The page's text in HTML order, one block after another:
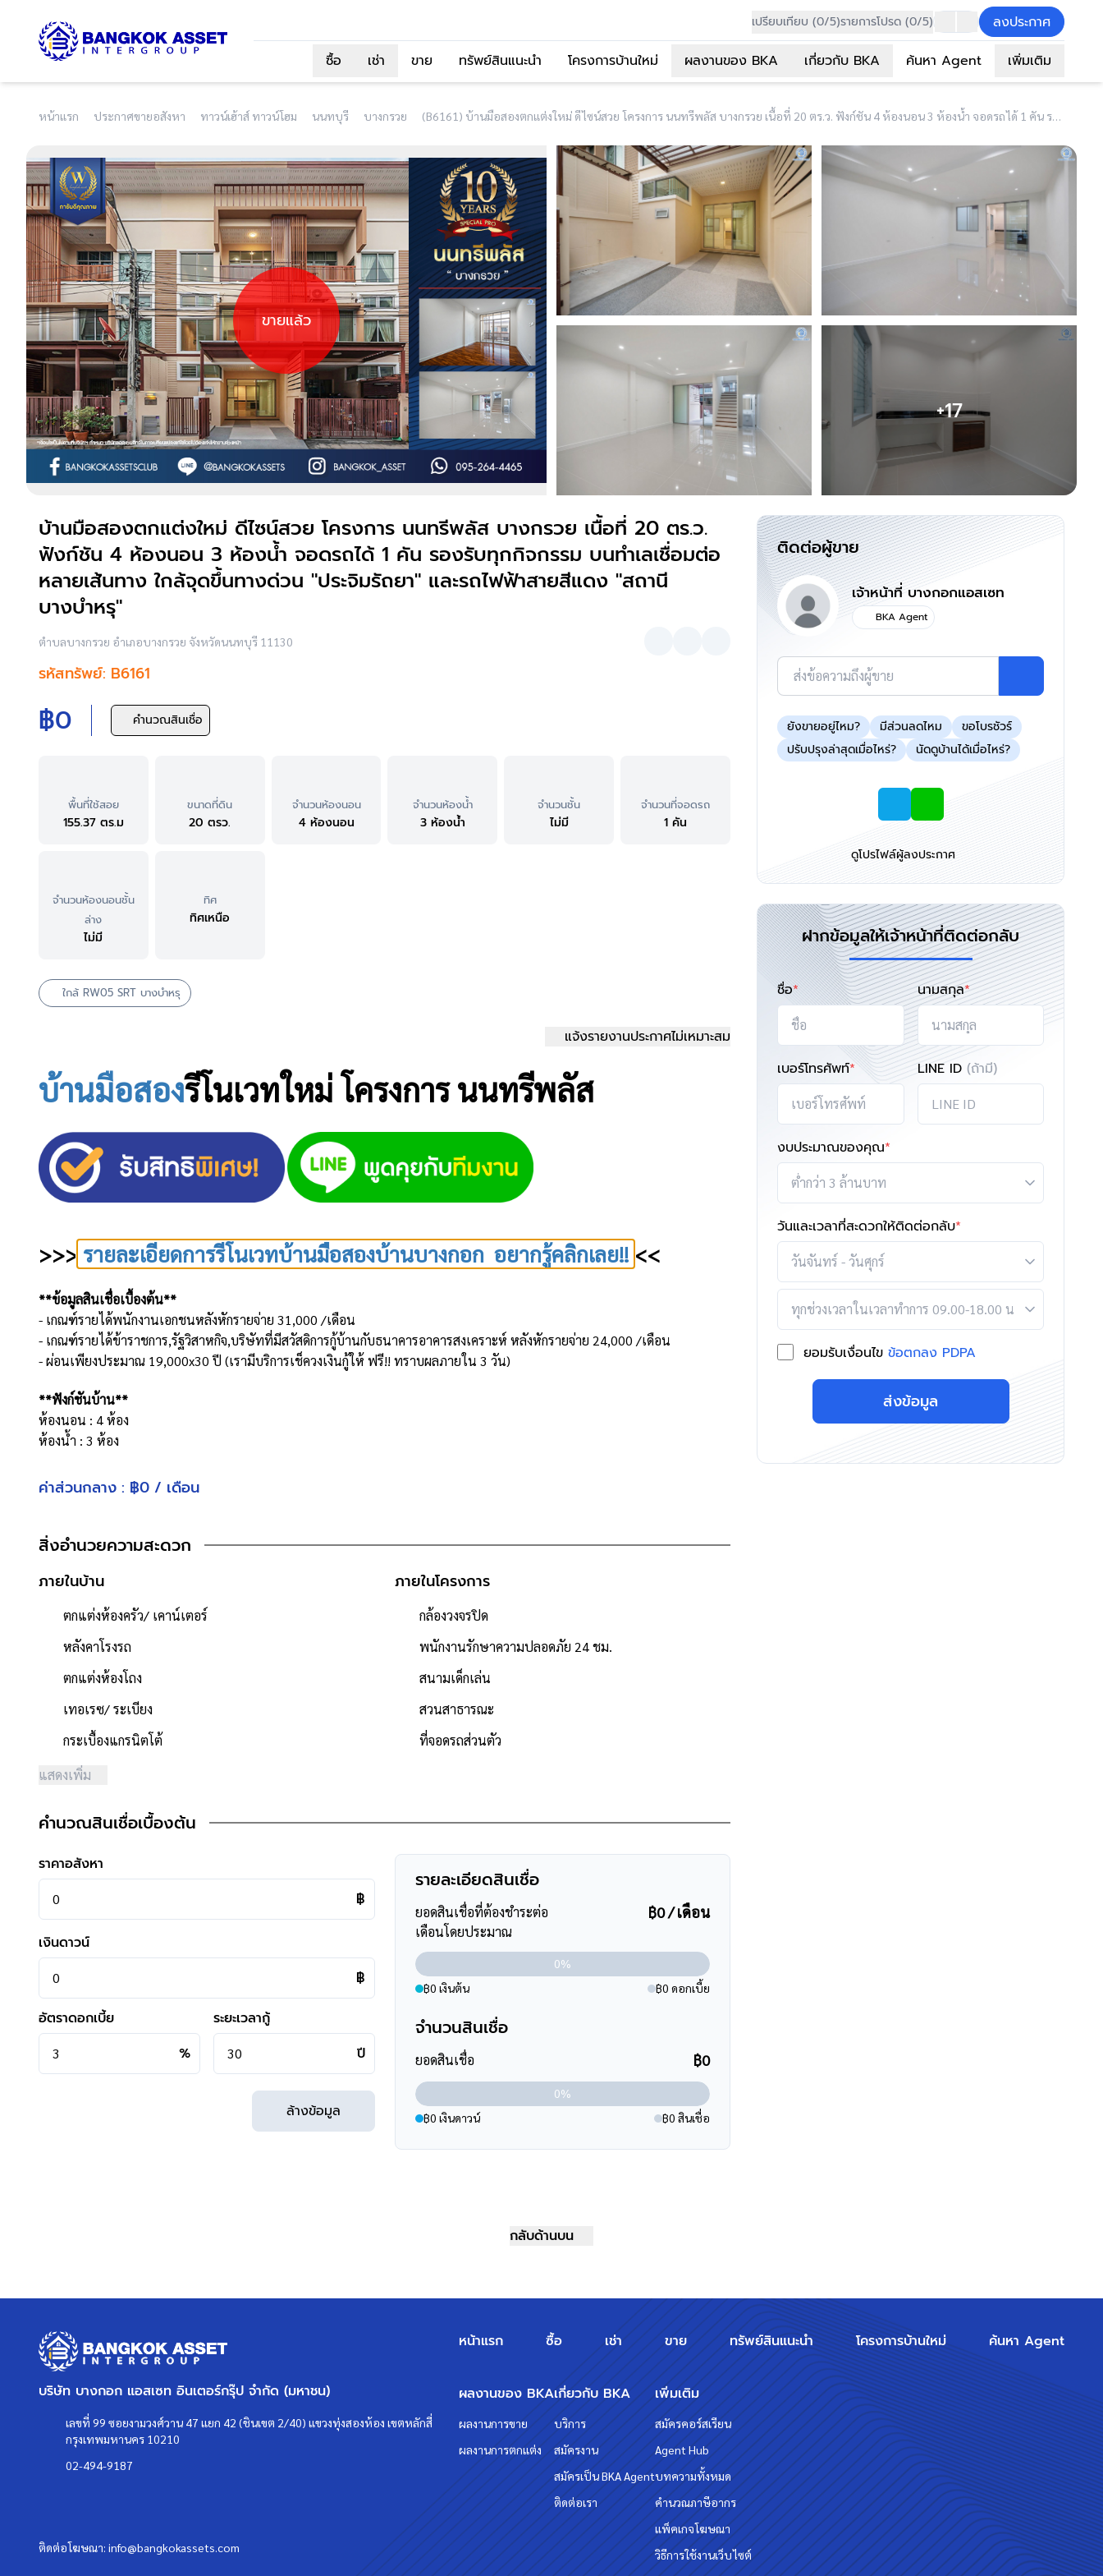
เปรียบเทียบ (0/5)รายการโปรด (0/5)
ลงประกาศ
ซื้อ
เช่า ขาย ทรัพย์สินแนะนำ โครงการบ้านใหม่ ผลงานของ BKA เกี่ยวกับ BKA ค้นหา Agent เพิ่มเติม
หน้าแรก ประกาศขายอสังหา ทาวน์เฮ้าส์ ทาวน์โฮม นนทบุรี บางกรวย (B6161) บ้านมือสองตกแต่งใหม่ ดีไซน์สวย โครงการ นนทรีพลัส บางกรวย เนื้อที่ 20 ตร.ว. ฟังก์ชัน 4 ห้องนอน 3 ห้องน้ำ จอดรถได้ 1 คัน รองรับทุกกิจกรรม บนทำเลเชื่อมต่อหลายเส้นทาง ใกล้จุดขึ้นทางด่วน "ประจิมรัถยา" และรถไฟฟ้าสายสีแดง "สถานีบางบำหรุ"
ขายแล้ว
+17
บ้านมือสองตกแต่งใหม่ ดีไซน์สวย โครงการ นนทรีพลัส บางกรวย เนื้อที่ 20 ตร.ว.
ฟังก์ชัน 4 ห้องนอน 3 ห้องน้ำ จอดรถได้ 1 คัน รองรับทุกกิจกรรม บนทำเลเชื่อมต่อ
หลายเส้นทาง ใกล้จุดขึ้นทางด่วน "ประจิมรัถยา" และรถไฟฟ้าสายสีแดง "สถานี
บางบำหรุ"
ตำบลบางกรวย อำเภอบางกรวย จังหวัดนนทบุรี 11130
รหัสทรัพย์: B6161
฿0 คำนวณสินเชื่อ
พื้นที่ใช้สอย
155.37 ตร.ม
ขนาดที่ดิน
20 ตรว.
จำนวนห้องนอน
4 ห้องนอน
จำนวนห้องน้ำ
3 ห้องน้ำ
จำนวนชั้น
ไม่มี
จำนวนที่จอดรถ
1 คัน
จำนวนห้องนอนชั้น
ล่าง
ไม่มี
ทิศ
ทิศเหนือ
ใกล้ RW05 SRT บางบำหรุ
แจ้งรายงานประกาศไม่เหมาะสม
บ้านมือสองรีโนเวทใหม่ โครงการ นนทรีพลัส
>>> รายละเอียดการรีโนเวทบ้านมือสองบ้านบางกอก อยากรู้คลิกเลย!! <<
**ข้อมูลสินเชื่อเบื้องต้น**
- เกณฑ์รายได้พนักงานเอกชนหลังหักรายจ่าย 31,000 /เดือน
- เกณฑ์รายได้ข้าราชการ,รัฐวิสาหกิจ,บริษัทที่มีสวัสดิการกู้บ้านกับธนาคารอาคารสงเคราะห์ หลังหักรายจ่าย 24,000 /เดือน
- ผ่อนเพียงประมาณ 19,000x30 ปี (เรามีบริการเช็ควงเงินกู้ให้ ฟรี!! ทราบผลภายใน 3 วัน)
**ฟังก์ชันบ้าน**
ห้องนอน : 4 ห้อง
ห้องน้ำ : 3 ห้อง
ที่จอดรถ : 1 คัน
- พื้นที่ใช้สอย 155.37 ตารางเมตร
- น้ำประปา ไฟฟ้าพร้อมเข้าอยู่
- ค่าใช้จ่ายส่วนกลางนิติบุคคล 760 บาท/เดือน
**จุดเด่นโครงการ–สภาพแวดล้อม**
- โครงการตั้งอยู่บนถนนสายหลัก ได้แก่ ถนนบางกรวย-ไทรน้อย
- ถนนโครงการกว้าง 12 เมตร
- สภาพแวดล้อมดี สะอาด
- มีร้านค้า / ร้านอาหาร / ตลาดสด / ร้านเสริมสวย / ร้านซักรีด / minimart
- บ้านตั้งอยู่ใกล้ 7-11, Lotus express
- ใกล้โรงพยาบาลศิริราช, โรงพยาบาลอนันต์พัฒนา2, โรงพยาบาลยันฮี, โรงพยาบาลเจ้าพระยา
- ใกล้โรงเรียนอนุบาลเด่นหล้า, โรงเรียนเขมาภิรตาราม, โรงเรียนสตรีนนทบุรี
- ตัวบ้านห่างจากหน้าโครงการเพียง 170 เมตร
- เข้า-ออกได้หลายเส้นทาง ได้แก่ ถนนราชพฤกษ์, ถนนสิรินธร
- ใกล้สถานีรถไฟสายสีแดง "สถานีบางบำหรุ"
**สอบถามข้อมูลบ้านมือสอง**
เรามีบริการด้านสินเชื่อ ติดต่อได้กับทุกธนาคาร สามารถกู้ได้วงเงินสูงสุดถึง 90-110 % ที่สำคัญคือ ฟรีค่ะ
สามารถนัดชมบ้าน หรือสอบถามข้อมูลเบื้องต้น ทุกวัน ได้ที่เบอร์ 095-264-4465,02-494-9187
http://line.me/ti/p/%40bangkokassets
แล้วทำไมต้องซื้อบ้านมือสองรีโนเวทกับเรา "บ้านบางกอก" ?? อยากรู้
แผนที่
ค่าส่วนกลาง : ฿0 / เดือน
สิ่งอำนวยความสะดวก
ภายในบ้าน
ตกแต่งห้องครัว/ เคาน์เตอร์
หลังคาโรงรถ
ตกแต่งห้องโถง
เทอเรซ/ ระเบียง
กระเบื้องแกรนิตโต้
แสดงเพิ่ม
ภายในโครงการ
กล้องวงจรปิด
พนักงานรักษาความปลอดภัย 24 ชม.
สนามเด็กเล่น
สวนสาธารณะ
ที่จอดรถส่วนตัว
คำนวณสินเชื่อเบื้องต้น
ราคาอสังหา
฿
เงินดาวน์
฿
อัตราดอกเบี้ย
%
ระยะเวลากู้
ปี
ล้างข้อมูล
รายละเอียดสินเชื่อ
ยอดสินเชื่อที่ต้องชำระต่อ
เดือนโดยประมาณ
฿0 / เดือน
0%
฿0 เงินต้น
฿0 ดอกเบี้ย
จำนวนสินเชื่อ
ยอดสินเชื่อ ฿0
0%
฿0 เงินดาวน์
฿0 สินเชื่อ
ติดต่อผู้ขาย
เจ้าหน้าที่ บางกอกแอสเซท
BKA Agent
ส่งข้อความถึงผู้ขาย
ยังขายอยู่ไหม? มีส่วนลดไหม
ขอโบรชัวร์
ปรับปรุงล่าสุดเมื่อไหร่?
นัดดูบ้านได้เมื่อไหร่?
ดูโปรไฟล์ผู้ลงประกาศ
ฝากข้อมูลให้เจ้าหน้าที่ติดต่อกลับ
ชื่อ* นามสกุล*
เบอร์โทรศัพท์* LINE ID (ถ้ามี)
งบประมาณของคุณ*
วันและเวลาที่สะดวกให้ติดต่อกลับ*
ยอมรับเงื่อนไข ข้อตกลง PDPA
ส่งข้อมูล
กลับด้านบน
บริษัท บางกอก แอสเซท อินเตอร์กรุ๊ป จำกัด (มหาชน)
เลขที่ 99 ซอยงามวงศ์วาน 47 แยก 42 (ชินเขต 2/40) แขวงทุ่งสองห้อง เขตหลักสี่
กรุงเทพมหานคร 10210
02-494-9187
ติดต่อโฆษณา: info@bangkokassets.com
หน้าแรก ซื้อ เช่า ขาย ทรัพย์สินแนะนำ โครงการบ้านใหม่ ค้นหา Agent
ผลงานของ BKA
ผลงานการขาย
ผลงานการตกแต่ง
เกี่ยวกับ BKA
บริการ
สมัครงาน
สมัครเป็น BKA Agent
ติดต่อเรา
เพิ่มเติม
สมัครคอร์สเรียน
Agent Hub
บทความทั้งหมด
คำนวณภาษีอากร
แพ็คเกจโฆษณา
วิธีการใช้งานเว็บไซต์